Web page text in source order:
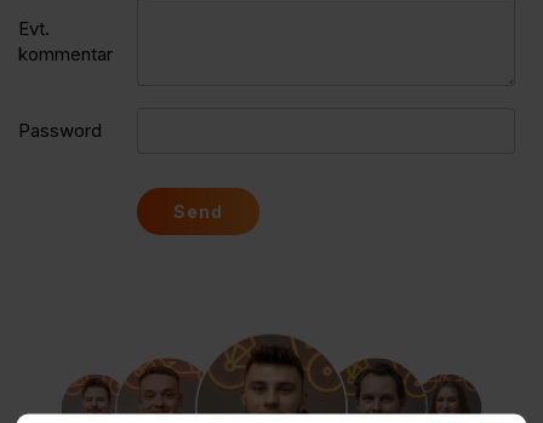
Evt.
kommentar
Password